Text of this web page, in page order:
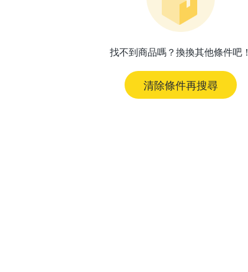
找不到商品嗎？換換其他條件吧！
清除條件再搜尋